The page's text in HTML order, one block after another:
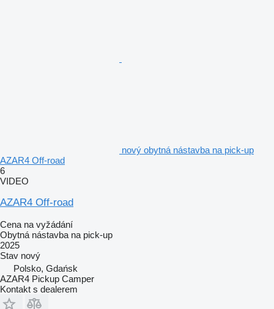
nový obytná nástavba na pick-up
AZAR4 Off-road
6
VIDEO
AZAR4 Off-road
Cena na vyžádání
Obytná nástavba na pick-up
2025
Stav nový
Polsko, Gdańsk
AZAR4 Pickup Camper
Kontakt s dealerem